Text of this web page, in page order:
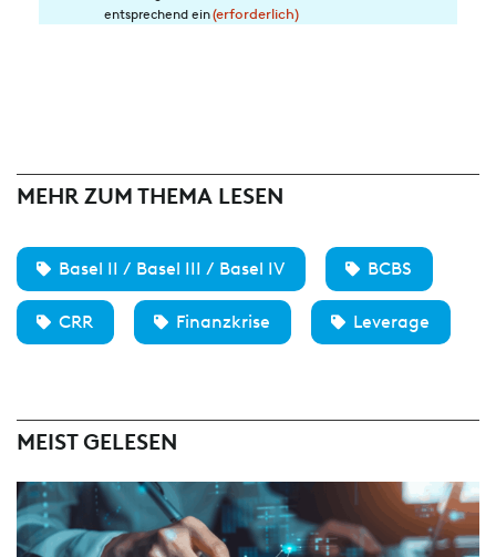
entsprechend ein(erforderlich)
MEHR ZUM THEMA LESEN
Basel II / Basel III / Basel IV BCBS
CRR Finanzkrise Leverage
MEIST GELESEN